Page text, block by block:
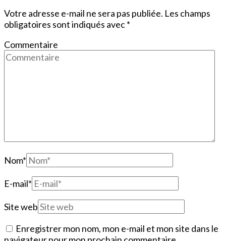
Votre adresse e-mail ne sera pas publiée. Les champs
obligatoires sont indiqués avec*
Commentaire
Nom*
E-mail*
Site web
Enregistrer mon nom, mon e-mail et mon site dans le